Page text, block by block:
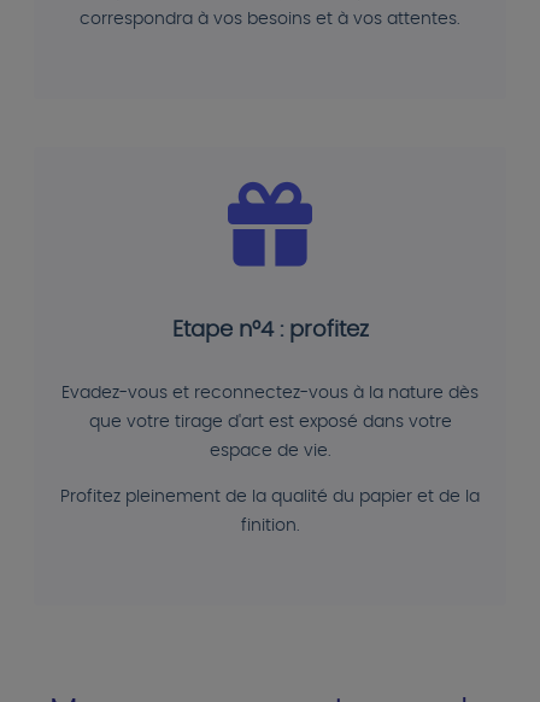
correspondra à vos besoins et à vos attentes.
Etape n°4 : profitez
Evadez-vous et reconnectez-vous à la nature dès
que votre tirage d'art est exposé dans votre
espace de vie.
Profitez pleinement de la qualité du papier et de la
finition.